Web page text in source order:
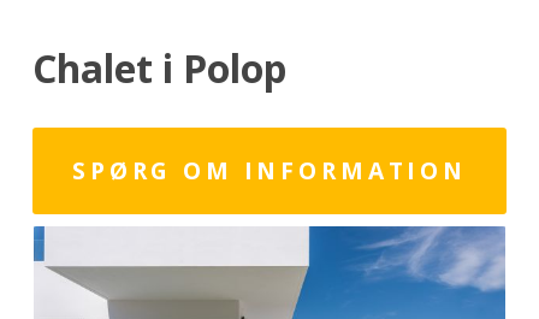
Chalet i Polop
SPØRG OM INFORMATION